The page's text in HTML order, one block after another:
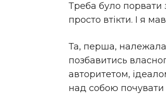
Треба було порвати
просто втікти. І я
Та, перша,
позбавитись
авторитетом,
над собою почувати